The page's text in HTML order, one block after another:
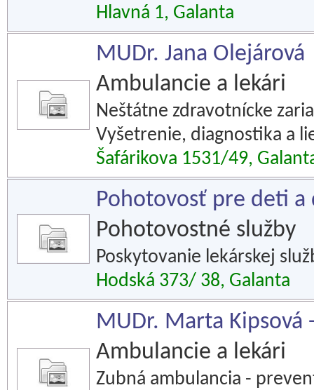
Hlavná 1, Galanta
MUDr. Jana Olejárová
Ambulancie a lekári
Neštátne zdravotnícke
Vyšetrenie, diagnostika a
Šafárikova 1531/49,
Pohotovosť pre deti a
Pohotovostné služby
Poskytovanie lekárskej
Hodská 373/ 38, Galanta
MUDr. Marta Kipsová
Ambulancie a lekári
Zubná ambulancia -